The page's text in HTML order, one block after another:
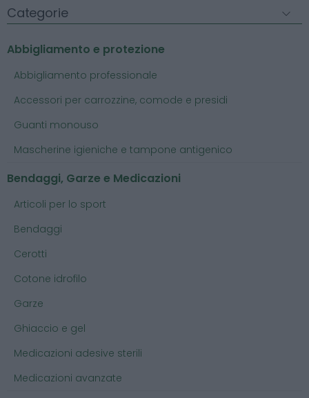
Categorie
Abbigliamento e protezione
Abbigliamento professionale
Accessori per carrozzine, comode e presidi
Guanti monouso
Mascherine igieniche e tampone antigenico
Bendaggi, Garze e Medicazioni
Articoli per lo sport
Bendaggi
Cerotti
Cotone idrofilo
Garze
Ghiaccio e gel
Medicazioni adesive sterili
Medicazioni avanzate